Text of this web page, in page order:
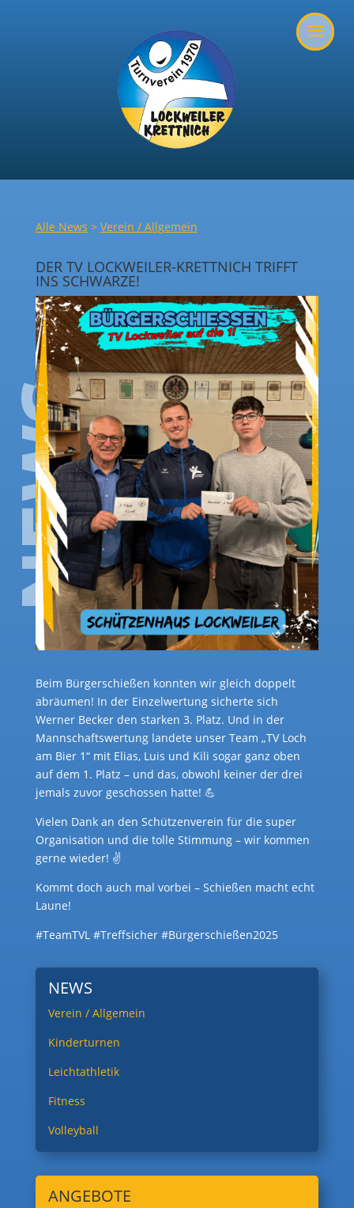
Alle News > Verein / Allgemein
DER TV LOCKWEILER-KRETTNICH TRIFFT
INS SCHWARZE!
Beim Bürgerschießen konnten wir gleich doppelt
abräumen! In der Einzelwertung sicherte sich
Werner Becker den starken 3. Platz. Und in der
Mannschaftswertung landete unser Team „TV Loch
am Bier 1“ mit Elias, Luis und Kili sogar ganz oben
auf dem 1. Platz – und das, obwohl keiner der drei
jemals zuvor geschossen hatte! 💪
Vielen Dank an den Schützenverein für die super
Organisation und die tolle Stimmung – wir kommen
gerne wieder! ✌️
Kommt doch auch mal vorbei – Schießen macht echt
Laune!
#TeamTVL #Treffsicher #Bürgerschießen2025
NEWS
Verein / Allgemein
Kinderturnen
Leichtathletik
Fitness
Volleyball
ANGEBOTE